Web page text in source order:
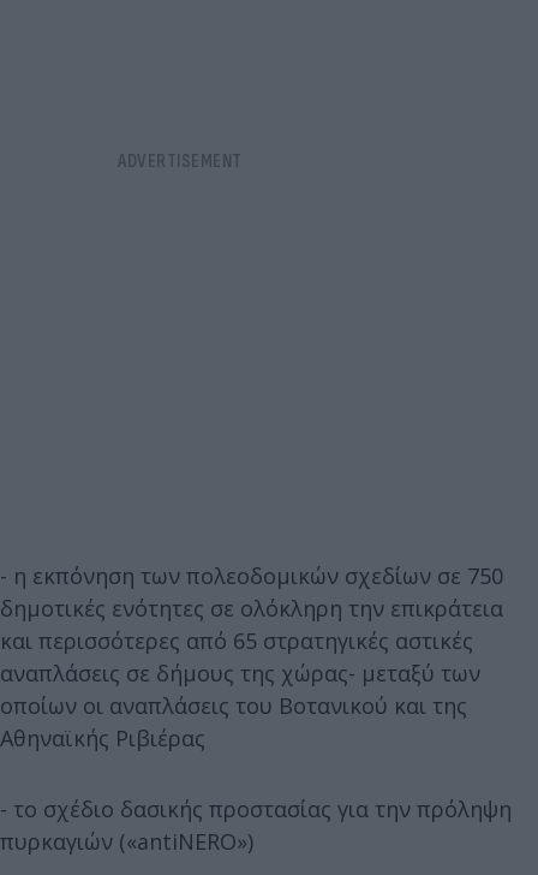
- η εκπόνηση των πολεοδομικών σχεδίων σε 750
δημοτικές ενότητες σε ολόκληρη την επικράτεια
και περισσότερες από 65 στρατηγικές αστικές
αναπλάσεις σε δήμους της χώρας- μεταξύ των
οποίων οι αναπλάσεις του Βοτανικού και της
Αθηναϊκής Ριβιέρας
- το σχέδιο δασικής προστασίας για την πρόληψη
πυρκαγιών («antiNERO»)